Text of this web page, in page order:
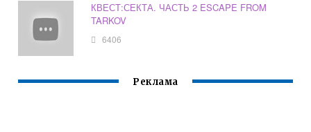
КВЕСТ:СЕКТА. ЧАСТЬ 2 ESCAPE FROM
TARKOV
6406
Реклама